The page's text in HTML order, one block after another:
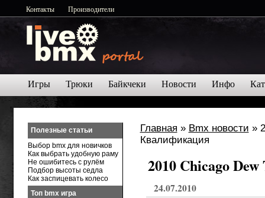
Контакты Производители
Игры Трюки Байкчеки Новости Инфо
Главная » Bmx новости »
2010 Chicago
24.07.2010
Полезные статьи
Выбор bmx для новичков
Как выбрать удобную раму
Не ошибитесь с рулём
Подбор высоты седла
Как заспицевать колесо
Топ bmx игра